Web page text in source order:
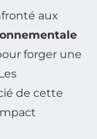
aux
forger une
de cette